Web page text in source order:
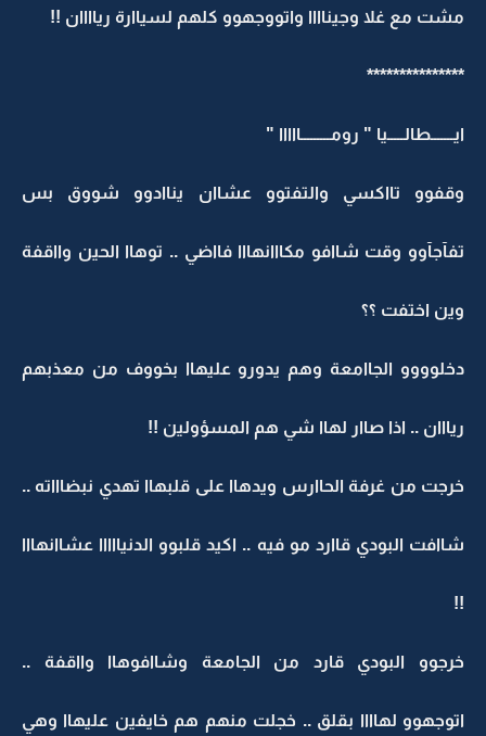
مشت مع غلا وجيناااا واتووجهوو كلهم لسياارة رياااان !!
***************
ايـــــــطالـــــيا " رومـــــــــااااا "
وقفوو تااكسي والتفتوو عشاان يناادوو شووق بس
تفآجآوو وقت شاافو مكااانهااا فااضي .. توهاا الحين وااقفة
وين اختفت ؟؟
دخلوووو الجاامعة وهم يدورو عليهاا بخووف من معذبهم
ريااان .. اذا صاار لهاا شي هم المسؤولين !!
خرجت من غرفة الحاارس ويدهاا على قلبهاا تهدي نبضاااته ..
شاافت البودي قاارد مو فيه .. اكيد قلبوو الدنيااااا عشاانهااا
!!
خرجوو البودي قارد من الجامعة وشاافوهاا وااقفة ..
اتوجهوو لهاااا بقلق .. خجلت منهم هم خايفين عليهاا وهي